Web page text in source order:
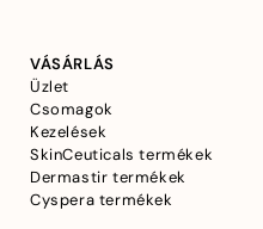
VÁSÁRLÁS
Üzlet
Csomagok
Kezelések
SkinCeuticals termékek
Dermastir termékek
Cyspera termékek